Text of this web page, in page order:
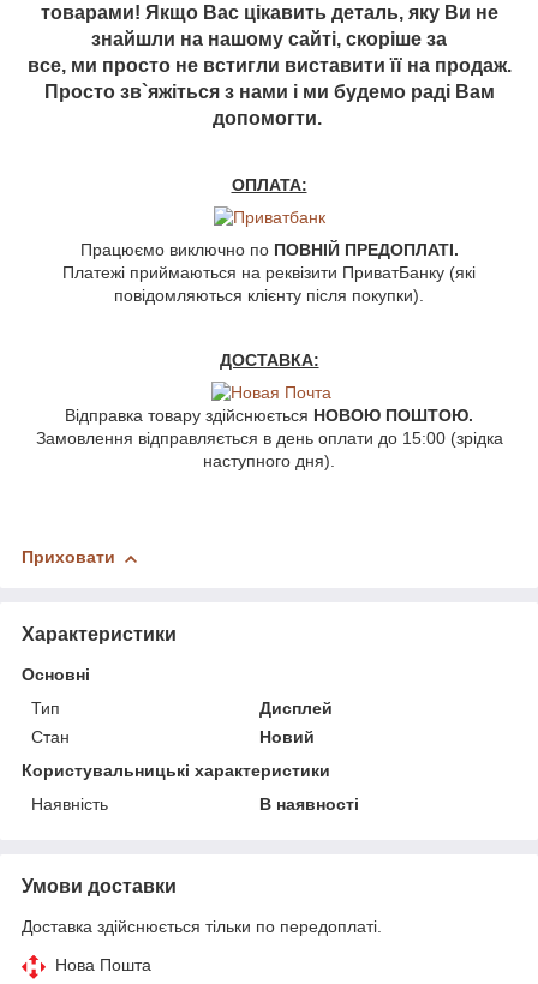
товарами! Якщо Вас цікавить деталь, яку Ви не
знайшли на нашому сайті, скоріше за
все, ми просто не встигли виставити її на продаж.
Просто зв`яжіться з нами і ми будемо раді Вам
допомогти.
ОПЛАТА:
Працюємо виключно по ПОВНІЙ ПРЕДОПЛАТІ.
Платежі приймаються на реквізити ПриватБанку (які
повідомляються клієнту після покупки).
ДОСТАВКА:
Відправка товару здійснюється НОВОЮ ПОШТОЮ.
Замовлення відправляється в день оплати до 15:00 (зрідка
наступного дня).
Приховати
Характеристики
Основні
Тип
Дисплей
Стан
Новий
Користувальницькі характеристики
Наявність
В наявності
Умови доставки
Доставка здійснюється тільки по передоплаті.
Нова Пошта